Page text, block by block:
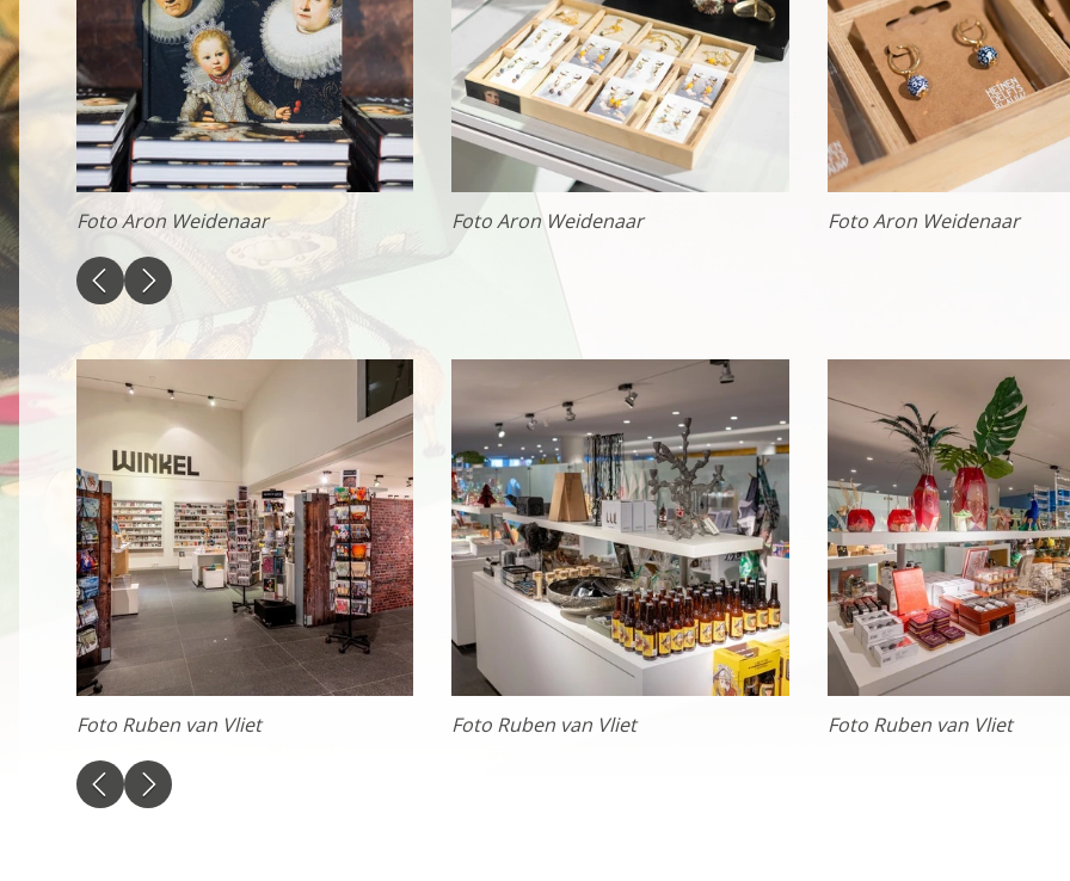
Foto Aron Weidenaar Foto Aron Weidenaar Foto Aron Weidenaar
Foto Ruben van Vliet Foto Ruben van Vliet Foto Ruben van Vliet
privacy voorkeur, het maken van een boeking en dergelijke acties zijn deze
Functionele cookies
Analytische cookies
Met de analyserende cookies doen we kennis op. Deze informatie gebruiken we
weer een beetje beter te maken. Het bezoekgedrag wordt anoniem in beeld
mogelijk die de functionaliteit van de website of app ondersteunt, bijvoorbeeld
opslag mogelijk, zoals cookies (web) of apparaatidentificatoren (apps), gerelateerd
Marketing cookies
We gebruiken marketingcookies om je aanbiedingen te sturen waar je ook écht
aanbiedingen baseren we op wat je op de website bekijkt of op jouw persoonlijke
ook gebruik van cookies van YouTube, Facebook en Instagram, zodat je filmpjes
delen met je vrienden via social media. Maakt opslag mogelijk, zoals cookies
apparaatidentificatoren (apps), gerelateerd aan reclame.
Marketing cookies
Personalisatie cookies